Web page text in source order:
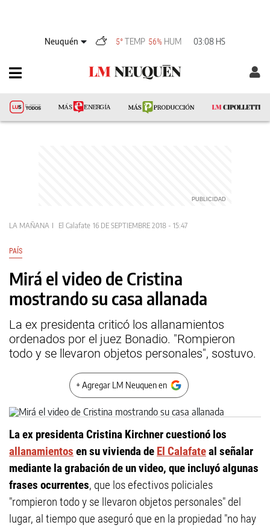
Neuquén 5° TEMP 56% HUM 03:08 HS
LA MAÑANA El Calafate 16 DE SEPTIEMBRE 2018 - 15:47
PAÍS
Mirá el video de Cristina
mostrando su casa allanada
La ex presidenta criticó los allanamientos
ordenados por el juez Bonadio. "Rompieron
todo y se llevaron objetos personales", sostuvo.
+ Agregar LM Neuquen en
La ex presidenta Cristina Kirchner cuestionó los
allanamientos en su vivienda de El Calafateal señalar
mediante la grabación de un video, que incluyó algunas
frases ocurrentes, que los efectivos policiales
"rompieron todo y se llevaron objetos personales" del
lugar, al tiempo que aseguró que en la propiedad "no hay